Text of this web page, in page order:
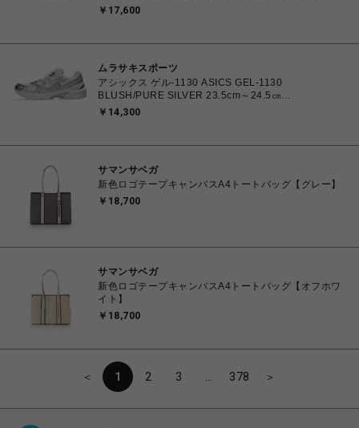
4571633244131 レディース スニーカー スポーツスタ
￥17,600
ムラサキスポーツ
アシックス ゲル-1130 ASICS GEL-1130
BLUSH/PURE SILVER 23.5cm～24.5㎝
1203A609.700 4571633242793 レディース スニーカ
￥14,300
サマンサベガ
新色ロゴテープキャンバスA4トートバッグ【グレー】
￥18,700
サマンサベガ
新色ロゴテープキャンバスA4トートバッグ【オフホワ
イト】
￥18,700
＜ 1 2 3 378 ＞